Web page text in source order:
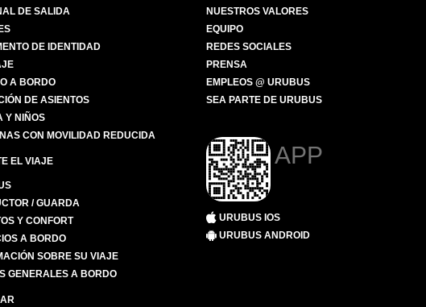
DE SALIDA
DE IDENTIDAD
A BORDO
DE ASIENTOS
Y NIÑOS
CON MOVILIDAD REDUCIDA
EL VIAJE
/ GUARDA
Y CONFORT
A BORDO
SOBRE SU VIAJE
GENERALES A BORDO
NUESTROS VALORES
EQUIPO
REDES SOCIALES
PRENSA
EMPLEOS @ URUBUS
SEA PARTE DE URUBUS
APP
URUBUS IOS
URUBUS ANDROID